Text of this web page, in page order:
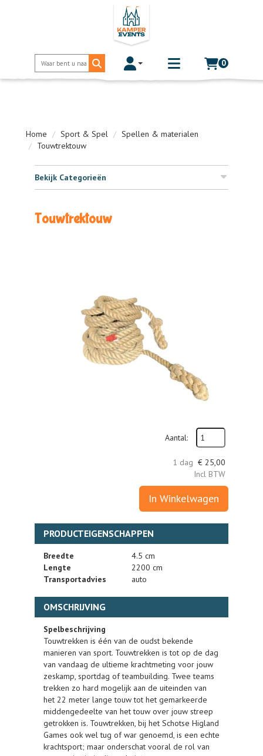
Toggle account dropdown
Toggle
mobile
0
Home Sport & Spel
Spellen & materialen
Touwtrektouw
Bekijk Categorieën
Touwtrektouw
Aantal:
1 dag € 25,00
Incl BTW
In Winkelwagen
PRODUCTEIGENSCHAPPEN
Breedte
4.5 cm
Lengte
2200 cm
Transportadvies
auto
OMSCHRIJVING
Spelbeschrijving
Touwtrekken is één van de oudst bekende
manieren van sport. Touwtrekken is tot op de dag
van vandaag de ultieme krachtmeting voor jouw
zeskamp, sportdag of teambuilding. Twee teams
trekken zo hard mogelijk aan de uiteinden van
het 22 meter lange touw tot het gemarkeerde
middengedeelte van het touw over jouw streep
getrokken is. Touwtrekken, bij het Schotse Higland
Games ook wel tug of war genoemd, is een echte
krachtsport; maar onderschat vooral de rol van